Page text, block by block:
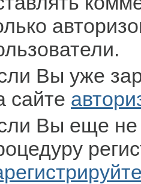
Вы уже
сайте
Вы еще не